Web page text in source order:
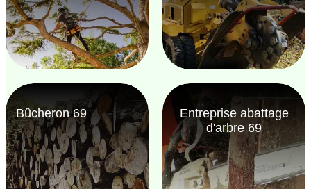
Bûcheron 69
Entreprise abattage
d'arbre 69